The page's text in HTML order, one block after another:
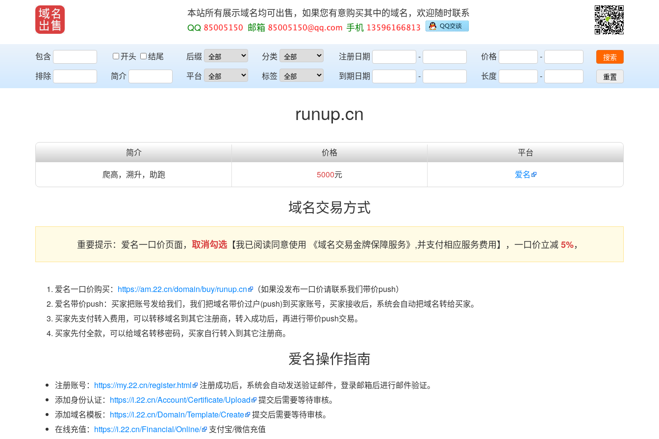
本站所有展示域名均可出售，如果您有意购买其中的域名，欢迎随时联系
QQ
邮箱 手机
包含 开头
结尾
排除
简介
后缀
平台
分类
标签
注册日期
-
到期日期
-
价格
-
长度
-
搜索
重置
runup.cn
简介 价格
平台
爬高，溯升，助跑
5000元 爱名
域名交易方式
重要提示：爱名一口价页面， 取消勾选【我已阅读同意使用 《域名交易金牌保障服务》,并支付相应服务费用】，一口价立减5%，
爱名一口价购买： https://am.22.cn/domain/buy/runup.cn
（如果没发布一口价请联系我们带价push）
爱名带价push：买家把账号发给我们，我们把域名带价过户(push)到买家账号，买家接收后，系统会自动把域名转给买家。
买家先支付转入费用，可以转移域名到其它注册商，转入成功后，再进行带价push交易。
买家先付全款，可以给域名转移密码，买家自行转入到其它注册商。
爱名操作指南
注册账号： https://my.22.cn/register.html
注册成功后，系统会自动发送验证邮件，登录邮箱后进行邮件验证。
添加身份认证： https://i.22.cn/Account/Certificate/Upload
提交后需要等待审核。
添加域名模板： https://i.22.cn/Domain/Template/Create
提交后需要等待审核。
在线充值： https://i.22.cn/Financial/Online/
支付宝/微信充值